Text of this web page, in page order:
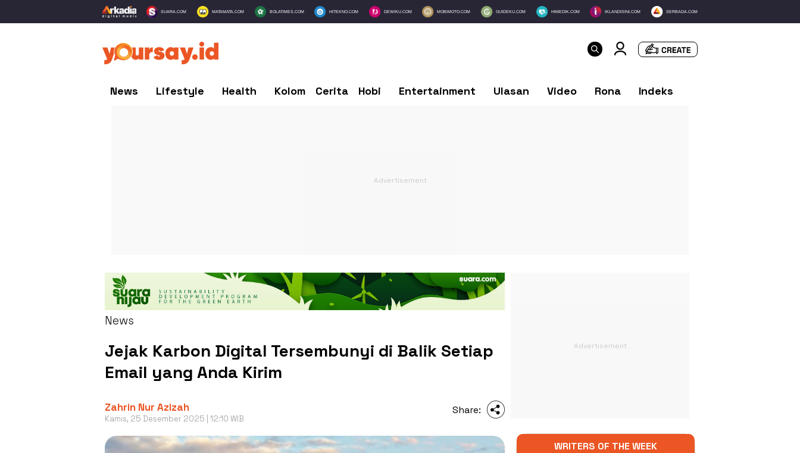
SUARA.COM MATAMATA.COM BOLATIMES.COM HITEKNO.COM DEWIKU.COM MOBIMOTO.COM GUIDEKU.COM HIMEDIK.COM IKLANDISINI.COM SERBADA.COM
News Lifestyle Health Kolom Cerita Hobi Entertainment Ulasan Video Rona Indeks
News
Jejak Karbon Digital Tersembunyi di Balik Setiap
Email yang Anda Kirim
Zahrin Nur Azizah
Kamis, 25 Desember 2025 | 12:10 WIB
Share:
WRITERS OF THE WEEK